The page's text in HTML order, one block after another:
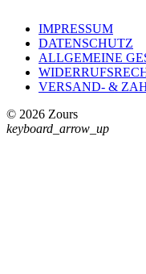
IMPRESSUM
DATENSCHUTZ
ALLGEMEINE
VERSAND- &
© 2026 Zours
keyboard_arrow_up